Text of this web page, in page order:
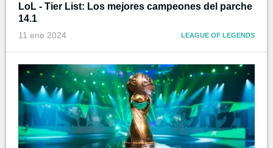
LoL - Tier List: Los mejores campeones del parche
14.1
11 ene 2024 LEAGUE OF LEGENDS